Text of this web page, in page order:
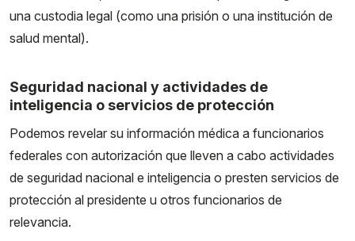
una custodia legal (como una prisión o una institución de
salud mental).
Seguridad nacional y actividades de
inteligencia o servicios de protección
Podemos revelar su información médica a funcionarios
federales con autorización que lleven a cabo actividades
de seguridad nacional e inteligencia o presten servicios de
protección al presidente u otros funcionarios de
relevancia.